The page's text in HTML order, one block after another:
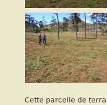
Cette parcelle de